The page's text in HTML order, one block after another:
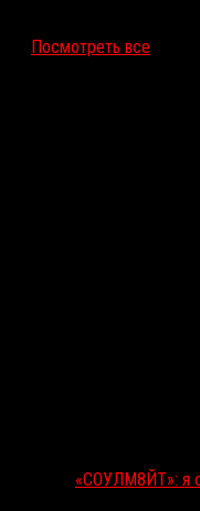
Посмотреть все
«СОУЛМ8ЙТ»: я